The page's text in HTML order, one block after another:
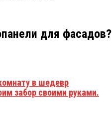
для фасадов?
в шедевр
забор своими руками.